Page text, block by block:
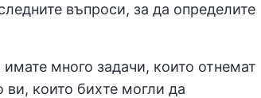
въпроси, за да определите
имате много задачи, които отнемат
ви, които бихте могли да